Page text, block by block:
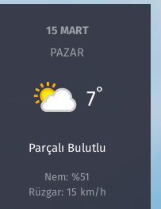
15 MART
PAZAR
7°
Parçalı Bulutlu
Nem: %51
Rüzgar: 15 km/h